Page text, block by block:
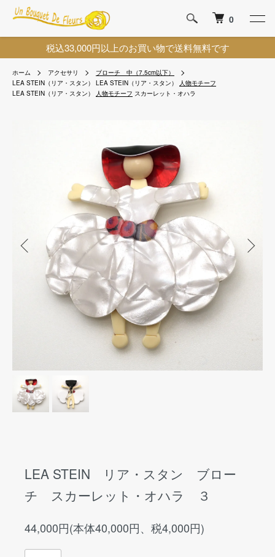
税込33,000円以上のお買い物で送料無料です
0
ホーム アクセサリ
ブローチ 中（7.5cm以下）
LEA STEIN（リア・スタン）
LEA STEIN（リア・スタン）
人物モチーフ
LEA STEIN（リア・スタン）
人物モチーフ スカーレット・オハラ
LEA STEIN リア・スタン ブロー
チ スカーレット・オハラ ３
44,000円(本体40,000円、税4,000円)